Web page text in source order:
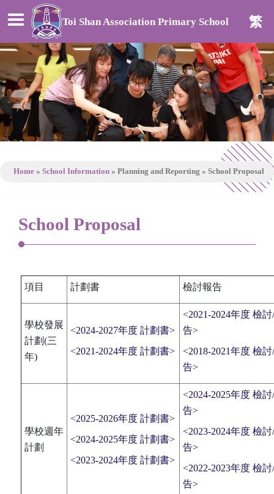
Toi Shan Association Primary School 繁
Home » School Information » Planning and Reporting » School Proposal
School Proposal
項目 計劃書 檢討報告
學校發展
計劃(三
年)
<2024-2027年度 計劃書>
<2021-2024年度 計劃書>
<2021-2024年度 檢
告>
<2018-2021年度 檢
告>
學校週年
計劃
<2025-2026年度 計劃書>
<2024-2025年度 計劃書>
<2023-2024年度 計劃書>
<2024-2025年度 檢
告>
<2023-2024年度 檢
告>
<2022-2023年度 檢
告>